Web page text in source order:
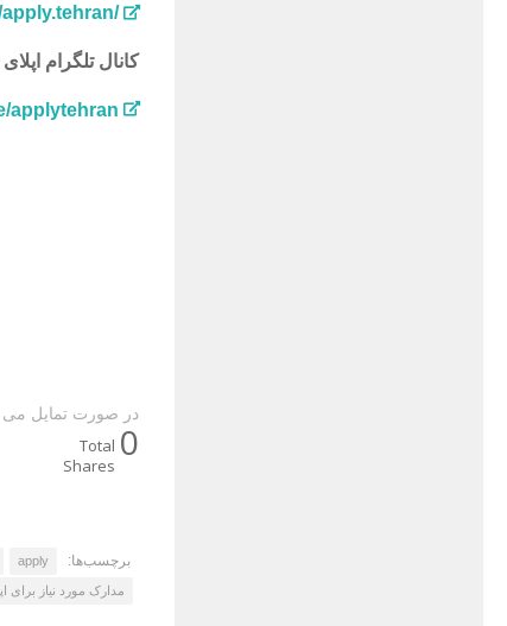
کانال تلگرام
applytehran
در صورت تمایل می
0
Total
Shares
برچسب‌ها: apply
مدارک مورد نیاز برای